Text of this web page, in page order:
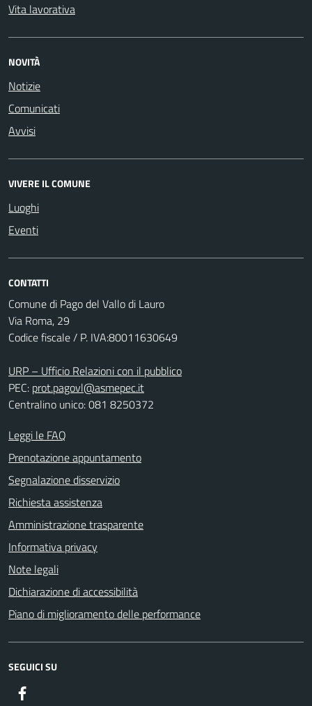
Vita lavorativa
NOVITÀ
Notizie
Comunicati
Avvisi
VIVERE IL COMUNE
Luoghi
Eventi
CONTATTI
Comune di Pago del Vallo di Lauro
Via Roma, 29
Codice fiscale / P. IVA:80011630649
URP – Ufficio Relazioni con il pubblico
PEC: prot.pagovl@asmepec.it
Centralino unico: 081 8250372
Leggi le FAQ
Prenotazione appuntamento
Segnalazione disservizio
Richiesta assistenza
Amministrazione trasparente
Informativa privacy
Note legali
Dichiarazione di accessibilità
Piano di miglioramento delle performance
SEGUICI SU